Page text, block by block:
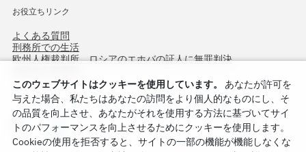
お役立ちリンク
よくある質問
刑務所での生活
欧州人権裁判所、ロシアのエホバの証人に無罪判決
このウェブサイトはクッキーを使用しています。
あなたが許可を
与えた場合、私たちはあなたの訪問をより個人的なものにし、そ
の品質を向上させ、あなたがそれを使用する方法に基づいてサイ
トのパフォーマンスを向上させるためにクッキーを使用します。
Cookieの使用を拒否すると、サイトの一部の機能が機能しなくな